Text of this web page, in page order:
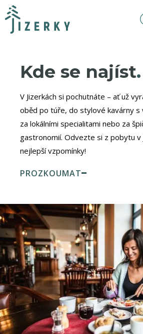
Kde se najíst.
V Jizerkách si pochutnáte – ať už
oběd po túře, do stylové kavárny s
za lokálními specialitami nebo za
gastronomií. Odvezte si z pobytu v
nejlepší vzpomínky!
PROZKOUMAT